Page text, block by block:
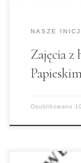
NASZE
Zajęcia z
Opublikowano